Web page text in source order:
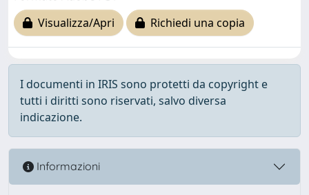
Visualizza/Apri
Richiedi una copia
I documenti in IRIS sono protetti da copyright e
tutti i diritti sono riservati, salvo diversa
indicazione.
Informazioni